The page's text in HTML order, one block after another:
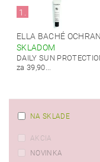
1.
ELLA BACHÉ
SKLADOM
DAILY SUN
za 39,90...
NA SKLADE
AKCIA
NOVINKA